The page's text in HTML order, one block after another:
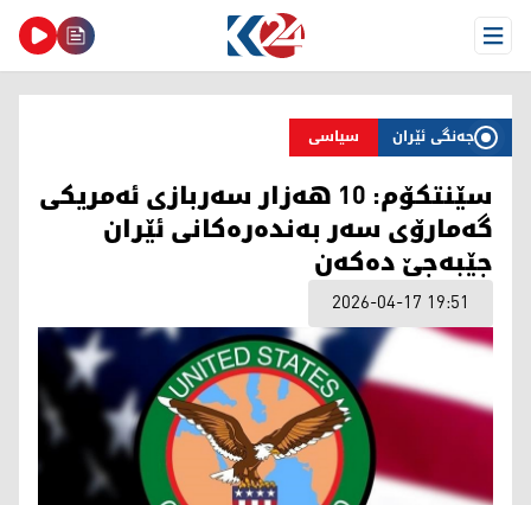
Open Menu
جەنگی ئێران سیاسی
سێنتکۆم: 10 هەزار سەربازی ئەمریکی
گەمارۆی سەر بەندەرەکانی ئێران
جێبەجێ دەکەن
2026-04-17 19:51